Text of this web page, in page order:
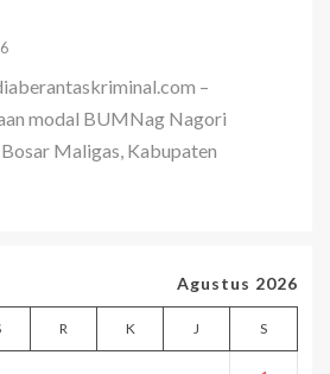
–
modal BUMNag Nagori
Maligas, Kabupaten
Agustus 2026
R K J S